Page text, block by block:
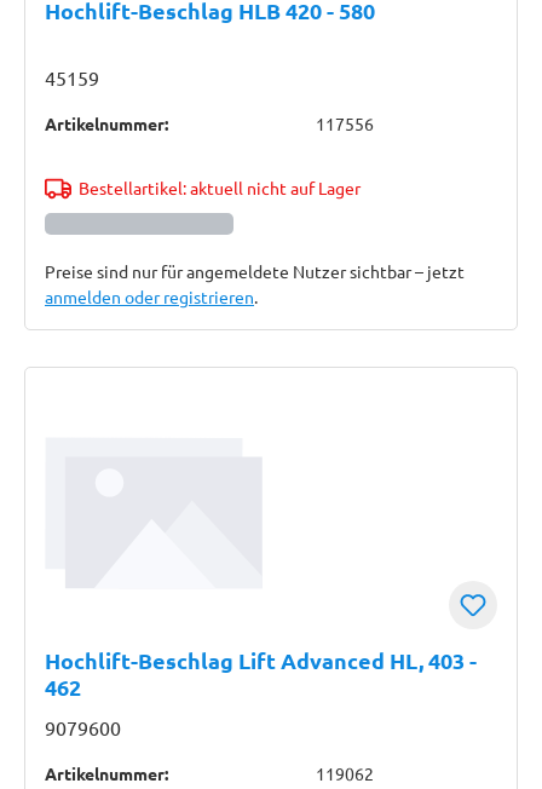
Hochlift-Beschlag HLB 420 - 580
45159
Artikelnummer: 117556
Bestellartikel: aktuell nicht auf Lager
Preise sind nur für angemeldete Nutzer sichtbar – jetzt
anmelden oder registrieren.
Hochlift-Beschlag Lift Advanced HL, 403 -
462
9079600
Artikelnummer: 119062